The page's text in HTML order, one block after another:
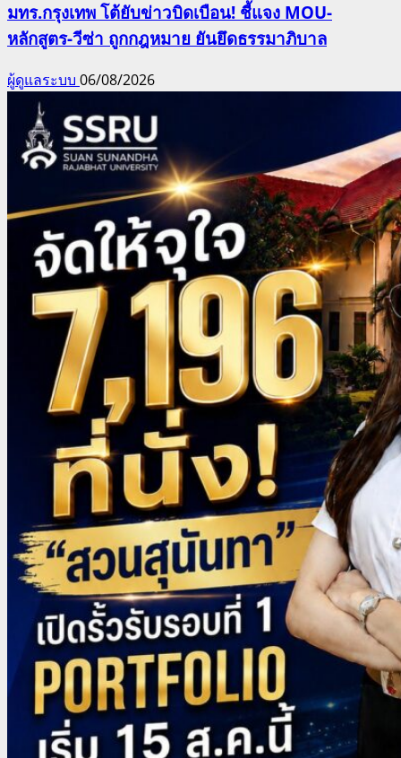
มทร.กรุงเทพ โต้ยับข่าวบิดเบือน! ชี้แจง MOU-
หลักสูตร-วีซ่า ถูกกฎหมาย ยันยึดธรรมาภิบาล
ผู้ดูแลระบบ 06/08/2026